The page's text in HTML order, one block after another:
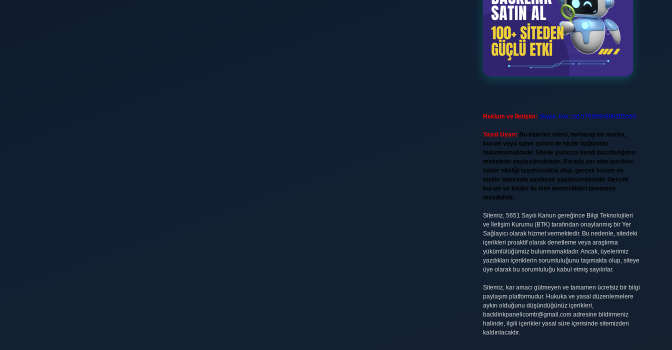
Reklam ve İletişim: Skype: live:.cid.575569c608265c69
Yasal Uyarı: Bu internet sitesi, herhangi bir marka,
kurum veya şahıs şirketi ile hiçbir bağlantısı
bulunmamaktadır. Sitede yalnızca kendi hazırladığımız
makaleler paylaşılmaktadır. Burada yer alan içerikler
haber niteliği taşımamakta olup, gerçek kurum ve
kişiler hakkında paylaşım yapılmamaktadır. Gerçek
kurum ve kişiler ile isim benzerlikleri tamamen
tesadüfidir.
Sitemiz, 5651 Sayılı Kanun gereğince Bilgi Teknolojileri
ve İletişim Kurumu (BTK) tarafından onaylanmış bir Yer
Sağlayıcı olarak hizmet vermektedir. Bu nedenle, sitedeki
içerikleri proaktif olarak denetleme veya araştırma
yükümlülüğümüz bulunmamaktadır. Ancak, üyelerimiz
yazdıkları içeriklerin sorumluluğunu taşımakta olup, siteye
üye olarak bu sorumluluğu kabul etmiş sayılırlar.
Sitemiz, kar amacı gütmeyen ve tamamen ücretsiz bir bilgi
paylaşım platformudur. Hukuka ve yasal düzenlemelere
aykırı olduğunu düşündüğünüz içerikleri,
backlinkpanelicomtr@gmail.comadresine bildirmeniz
halinde, ilgili içerikler yasal süre içerisinde sitemizden
kaldırılacaktır.